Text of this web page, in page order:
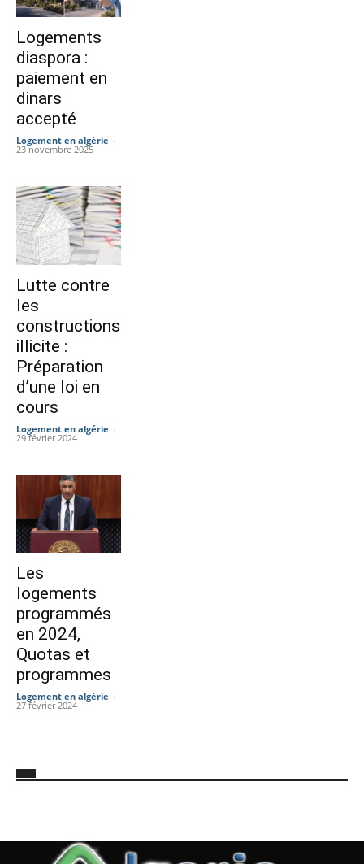
Logements
diaspora :
paiement en
dinars
accepté
Logement en algérie -
23 novembre 2025
Lutte contre
les
constructions
illicite :
Préparation
d’une loi en
cours
Logement en algérie -
29 février 2024
Les
logements
programmés
en 2024,
Quotas et
programmes
Logement en algérie -
27 février 2024